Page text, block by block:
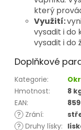
který
Využití:
vysadit i do
vysadit i do
Doplňkové
Kategorie:
Hmotnost:
8
EAN:
? Zrání:
? Druhy lísky: